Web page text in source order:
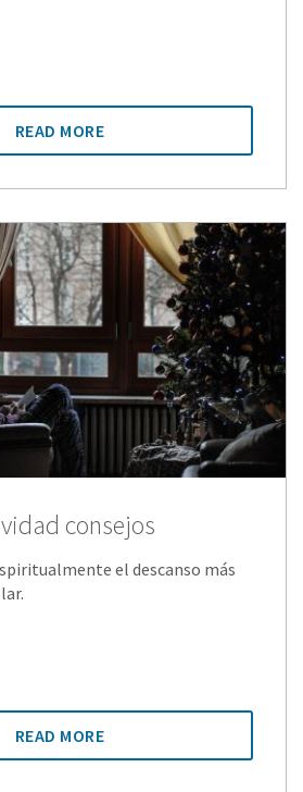
READ MORE
consejos
el descanso más
READ MORE